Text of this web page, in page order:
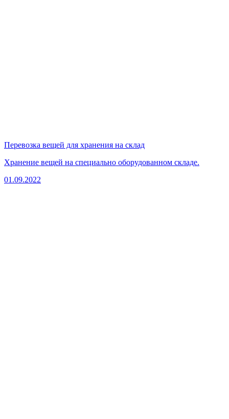
Перевозка вещей для хранения на склад
Хранение вещей на специально оборудованном складе.
01.09.2022